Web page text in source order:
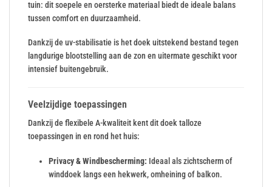
Spanrubbers
tuin: dit soepele en oersterke materiaal biedt de ideale balans
tussen comfort en duurzaamheid.
Dankzij de uv-stabilisatie is het doek uitstekend bestand tegen
langdurige blootstelling aan de zon en uitermate geschikt voor
intensief buitengebruik.
Veelzijdige toepassingen
Dankzij de flexibele A-kwaliteit kent dit doek talloze
toepassingen in en rond het huis:
Privacy & Windbescherming: Ideaal als zichtscherm of
winddoek langs een hekwerk, omheining of balkon.